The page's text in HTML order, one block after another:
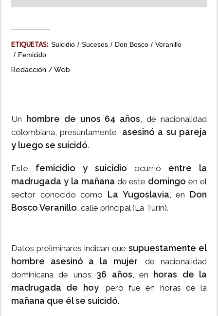
ETIQUETAS: Suicidio Sucesos Don Bosco
Veranillo
Femicido
Redacción / Web
Un hombre de unos 64 años, de nacionalidad
colombiana, presuntamente, asesinó a su pareja
y luego se suicidó.
Este femicidio y suicidio ocurrió entre la
madrugada y la mañana de este domingoen el
sector conocido como La Yugoslavia, en Don
Bosco Veranillo, calle principal (La Turín).
Datos preliminares indican que supuestamente el
hombre asesinó a la mujer, de nacionalidad
dominicana de unos 36 años, en
horas de la
madrugada de hoy, pero fue en horas de la
mañana que él se suicidó.